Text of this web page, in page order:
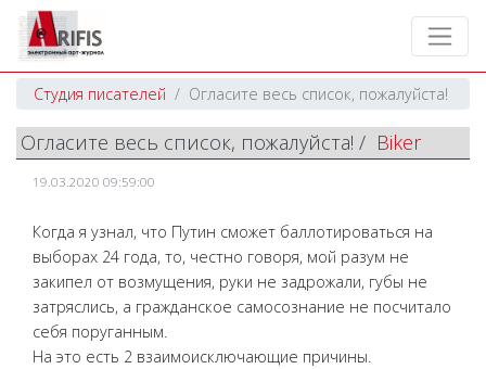
Студия писателей Огласите весь список, пожалуйста!
Огласите весь список, пожалуйста! / Biker
19.03.2020 09:59:00
Когда я узнал, что Путин сможет баллотироваться на
выборах 24 года, то, честно говоря, мой разум не
закипел от возмущения, руки не задрожали, губы не
затряслись, а гражданское самосознание не посчитало
себя поруганным.
На это есть 2 взаимоисключающие причины.